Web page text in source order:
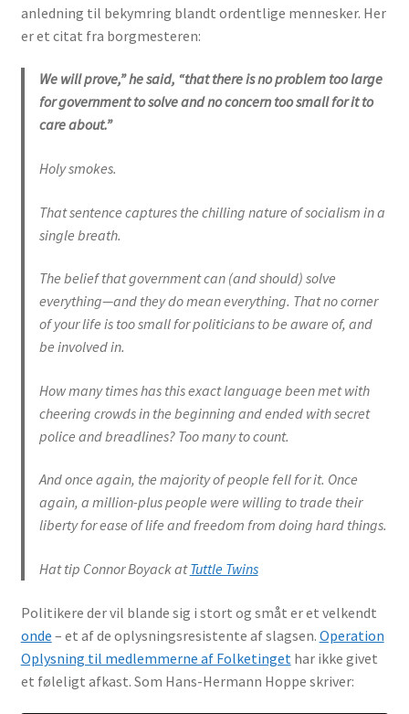
anledning til bekymring blandt ordentlige mennesker. Her
er et citat fra borgmesteren:
We will prove,” he said, “that there is no problem too large
for government to solve and no concern too small for it to
care about.”
Holy smokes.
That sentence captures the chilling nature of socialism in a
single breath.
The belief that government can (and should) solve
everything—and they do mean everything. That no corner
of your life is too small for politicians to be aware of, and
be involved in.
How many times has this exact language been met with
cheering crowds in the beginning and ended with secret
police and breadlines? Too many to count.
And once again, the majority of people fell for it. Once
again, a million-plus people were willing to trade their
liberty for ease of life and freedom from doing hard things.
Hat tip Connor Boyack atTuttle Twins
Politikere der vil blande sig i stort og småt er et velkendt
onde – et af de oplysningsresistente af slagsen. Operation
Oplysning til medlemmerne af Folketinget har ikke givet
et føleligt afkast. Som Hans-Hermann Hoppe skriver: